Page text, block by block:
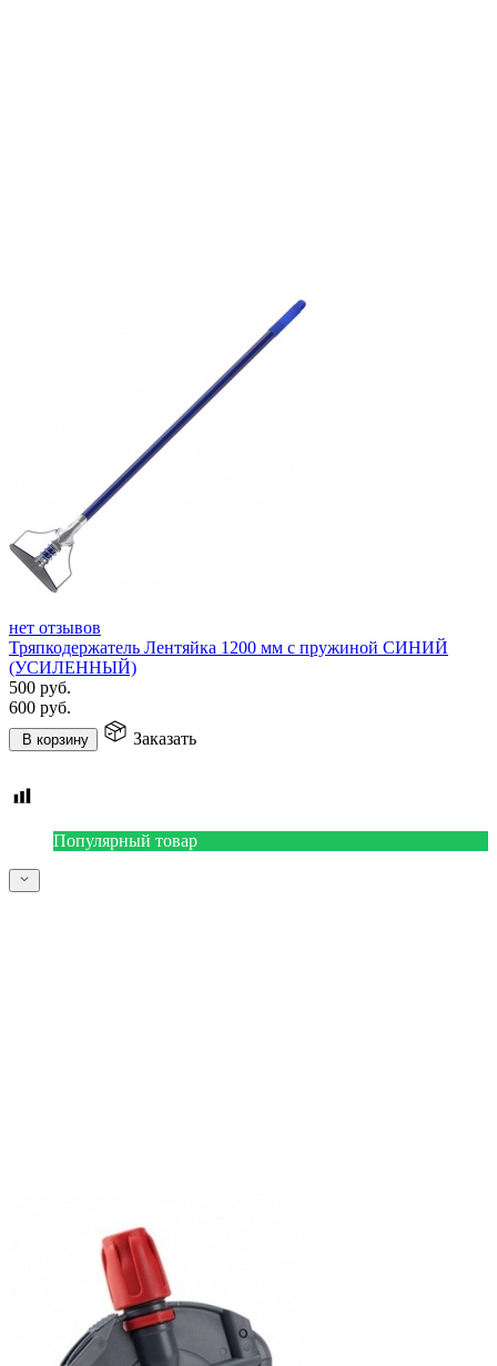
нет отзывов
Тряпкодержатель Лентяйка 1200 мм с пружиной СИНИЙ
(УСИЛЕННЫЙ)
500 руб.
600 руб.
В корзину Заказать
Популярный товар